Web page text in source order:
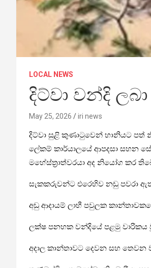
LOCAL NEWS
දිට්වා වන්දි
May 25, 2026 iri news
දිට්වා සුළි කුණාටුවෙන් හානියට පත්
ලේකම් කාර්යාලයේ ආපදසා සහන
මහේස්ත්‍රාත්වරයා අද නියෝග කර
සැකකරුවන්ට එරෙහිව නඩු පවරා
අඩු ආදායම් ලාභී පවුලක
ලක්ෂ පනහක වන්දියේ පළමු වාරිකය
අදාල කාන්තාවට දෙවන සහ තෙවන